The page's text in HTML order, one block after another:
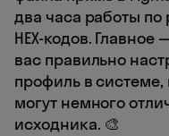
два часа работы по
HEX-кодов. Главное
вас правильно
профиль в системе,
могут немного
исходника. 🎨